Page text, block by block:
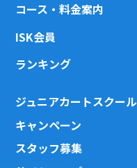
コース・料金案内
ISK会員
ランキング
ジュニアカートスクール
キャンペーン
スタッフ募集